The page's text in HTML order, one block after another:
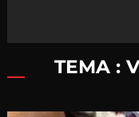
TEMA :